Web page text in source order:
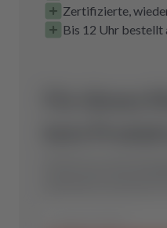
Zertifizierte,
Bis 12 Uhr bestellt